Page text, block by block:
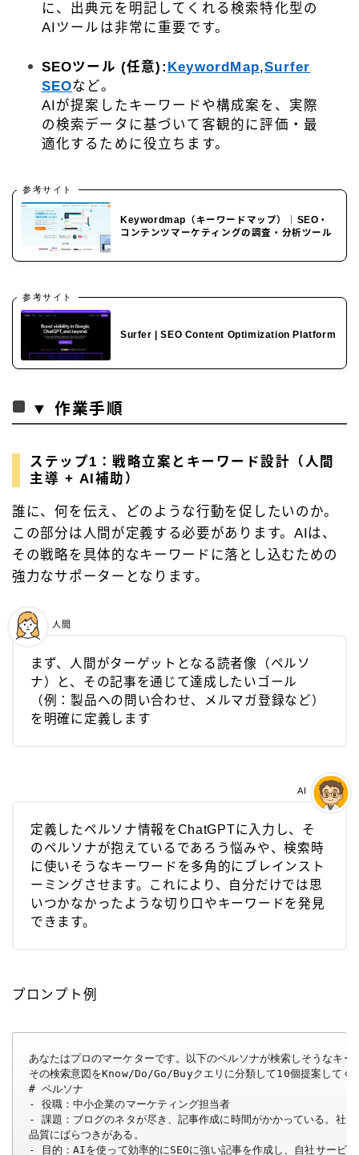
に、出典元を明記してくれる検索特化型の
AIツールは非常に重要です。
SEOツール (任意): KeywordMap,Surfer
SEOなど。
AIが提案したキーワードや構成案を、実際
の検索データに基づいて客観的に評価・最
適化するために役立ちます。
参考サイト
Keywordmap（キーワードマップ）｜SEO・
コンテンツマーケティングの調査・分析ツール
参考サイト
Surfer | SEO Content Optimization Platform
▼ 作業手順
ステップ1：戦略立案とキーワード設計（人間
主導 + AI補助）
誰に、何を伝え、どのような行動を促したいのか。
この部分は人間が定義する必要があります。AIは、
その戦略を具体的なキーワードに落とし込むための
強力なサポーターとなります。
まず、人間がターゲットとなる読者像（ペルソ
ナ）と、その記事を通じて達成したいゴール
（例：製品への問い合わせ、メルマガ登録など）
を明確に定義します
人間
定義したペルソナ情報をChatGPTに入力し、そ
のペルソナが抱えているであろう悩みや、検索時
に使いそうなキーワードを多角的にブレインスト
ーミングさせます。これにより、自分だけでは思
いつかなかったような切り口やキーワードを発見
できます。
AI
プロンプト例
あなたはプロのマーケターです。以下のペルソナが検索しそうなキー
その検索意図をKnow/Do/Go/Buyクエリに分類して10個提案してく
# ペルソナ
- 役職：中小企業のマーケティング担当者
- 課題：ブログのネタが尽き、記事作成に時間がかかっている。社
品質にばらつきがある。
- 目的：AIを使って効率的にSEOに強い記事を作成し、自社サービ